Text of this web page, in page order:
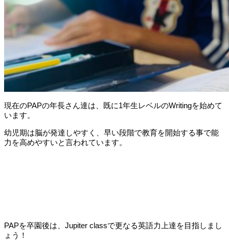
現在のPAPの年長さん達は、既に1年生レベルのWritingを始めて
います。
幼児期は脳が発達しやすく、早い段階で教育を開始する事で能
力を高めやすいと言われています。
PAPを卒園後は、Jupiter classで更なる英語力上達を目指しまし
ょう！